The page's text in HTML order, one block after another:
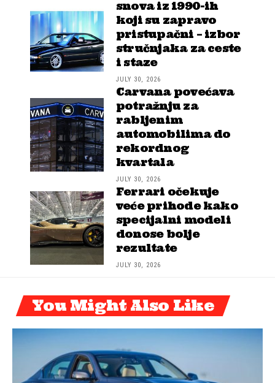
snova iz 1990-ih
koji su zapravo
pristupačni – izbor
stručnjaka za ceste
i staze
JULY 30, 2026
Carvana povećava
potražnju za
rabljenim
automobilima do
rekordnog
kvartala
JULY 30, 2026
Ferrari očekuje
veće prihode kako
specijalni modeli
donose bolje
rezultate
JULY 30, 2026
You Might Also Like